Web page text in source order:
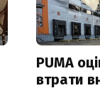
PUMA
втрати